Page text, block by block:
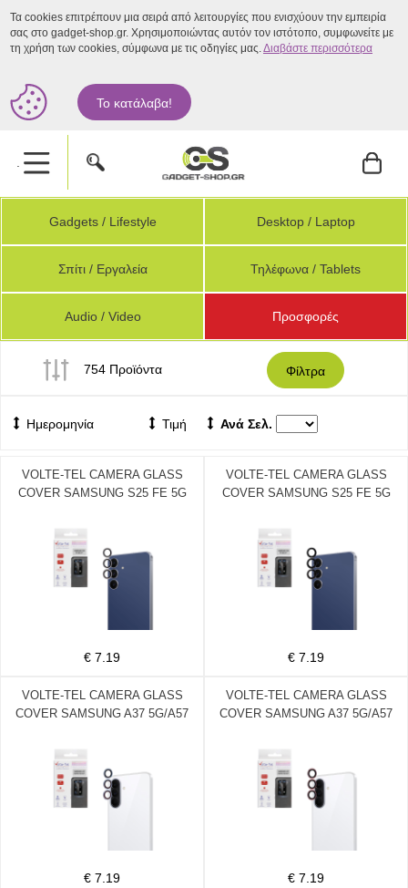
Τα cookies επιτρέπουν μια σειρά από λειτουργίες που ενισχύουν την εμπειρία
σας στο gadget-shop.gr. Χρησιμοποιώντας αυτόν τον ιστότοπο, συμφωνείτε με
τη χρήση των cookies, σύμφωνα με τις οδηγίες μας.Διαβάστε περισσότερα
Το κατάλαβα!
.
Gadgets / Lifestyle Desktop / Laptop
Σπίτι / Εργαλεία Τηλέφωνα / Tablets
Audio / Video Προσφορές
754 Προϊόντα Φίλτρα
Ημερομηνία Τιμή Ανά Σελ.
VOLTE-TEL CAMERA GLASS
COVER SAMSUNG S25 FE 5G
APPLICATION SILVER
€ 7.19
VOLTE-TEL CAMERA GLASS
COVER SAMSUNG S25 FE 5G
APPLICATION BLACK
€ 7.19
VOLTE-TEL CAMERA GLASS
COVER SAMSUNG A37 5G/A57
APPLICATION BLUE
€ 7.19
VOLTE-TEL CAMERA GLASS
COVER SAMSUNG A37 5G/A57
APPLICATION PINK
€ 7.19